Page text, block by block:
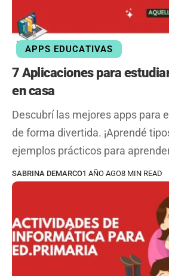
APPS EDUCATIVAS
7 Aplicaciones para
en casa
Descubrí las mejores apps para
de forma divertida. ¡Aprendé
ejemplos prácticos para
SABRINA DEMARCO1 AÑO AGO8 MIN READ